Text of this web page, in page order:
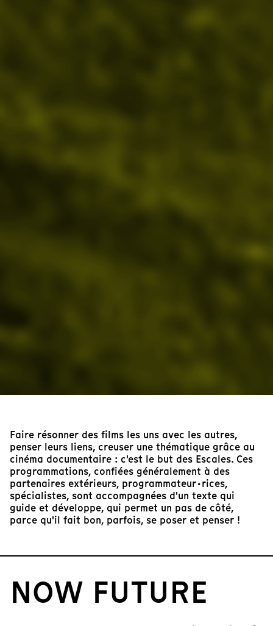
Faire résonner des films les uns avec les autres,
penser leurs liens, creuser une thématique grâce au
cinéma documentaire : c'est le but des Escales. Ces
programmations, confiées généralement à des
partenaires extérieurs, programmateur·rices,
spécialistes, sont accompagnées d'un texte qui
guide et développe, qui permet un pas de côté,
parce qu'il fait bon, parfois, se poser et penser !
NOW FUTURE